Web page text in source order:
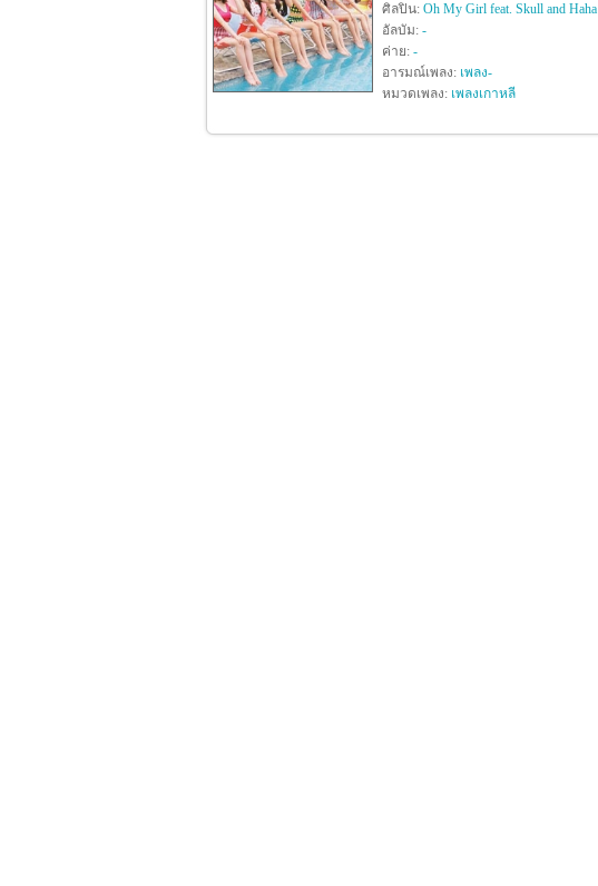
ศิลปิน: Oh My Girl feat. Skull and Haha
อัลบัม: -
ค่าย: -
อารมณ์เพลง: เพลง-
หมวดเพลง: เพลงเกาหลี